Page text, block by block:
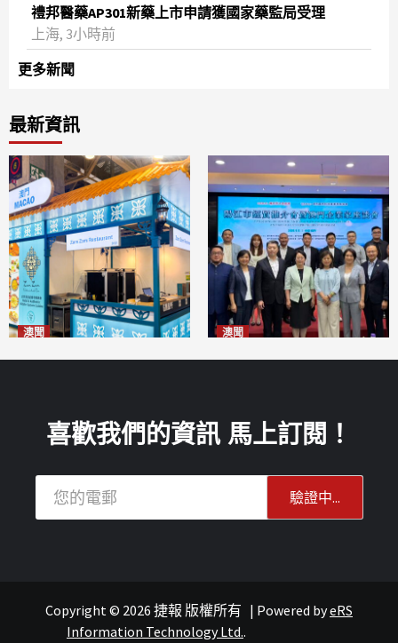
禮邦醫藥AP301新藥上市申請獲國家藥監局受理
上海, 3小時前
更多新聞
最新資訊
澳聞 澳聞
葡語國家經貿
喜歡我們的資訊 馬上訂閱！
Copyright © 2026 捷報 版權所有 | Powered byeRS
Information Technology Ltd..